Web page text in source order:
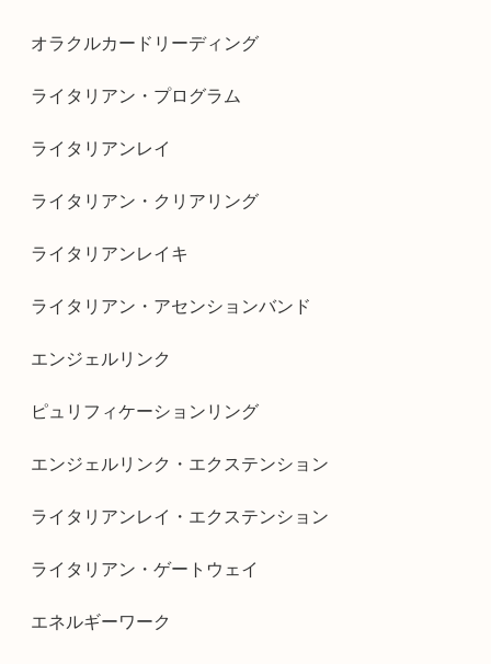
オラクルカードリーディング
ライタリアン・プログラム
ライタリアンレイ
ライタリアン・クリアリング
ライタリアンレイキ
ライタリアン・アセンションバンド
エンジェルリンク
ピュリフィケーションリング
エンジェルリンク・エクステンション
ライタリアンレイ・エクステンション
ライタリアン・ゲートウェイ
エネルギーワーク